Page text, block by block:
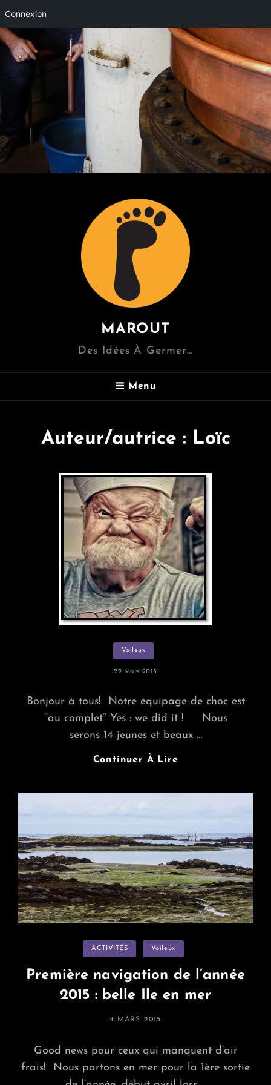
Connexion
MAROUT
Des Idées À Germer…
Menu
Auteur/autrice : Loïc
Categories
Voileux
Posted
29 Mars 2015
Bonjour à tous! Notre équipage de choc est
‘‘au complet’’ Yes : we did it ! Nous
serons 14 jeunes et beaux …
Continuer À Lire
Categories
ACTIVITÉS Voileux
Première navigation de l’année
2015 : belle Ile en mer
POSTED
4 MARS 2015
Good news pour ceux qui manquent d’air
frais! Nous partons en mer pour la 1ère sortie